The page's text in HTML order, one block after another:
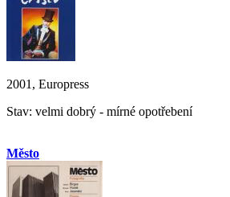
2001, Europress
Stav: velmi dobrý - mírné opotřebení
Město